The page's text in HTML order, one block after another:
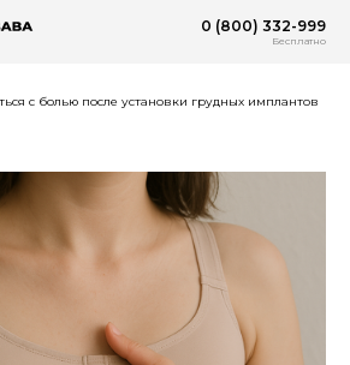
0 (800) 332-999
Бесплатно
с болью после установки грудных имплантов